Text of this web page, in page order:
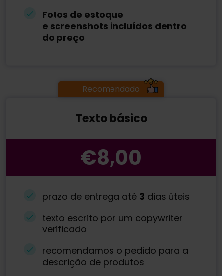
Fotos de estoque
e screenshots incluídos dentro
do preço
Recomendado
Texto básico
€8,00
prazo de entrega até 3 dias úteis
texto escrito por um copywriter
verificado
recomendamos o pedido para a
descrição de produtos